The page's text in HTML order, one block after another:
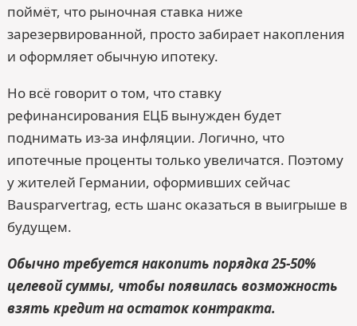
поймёт, что рыночная ставка ниже
зарезервированной, просто забирает накопления
и оформляет обычную ипотеку.
Но всё говорит о том, что ставку
рефинансирования ЕЦБ вынужден будет
поднимать из-за инфляции. Логично, что
ипотечные проценты только увеличатся. Поэтому
у жителей Германии, оформивших сейчас
Bausparvertrag, есть шанс оказаться в выигрыше в
будущем.
Обычно требуется накопить порядка 25-50%
целевой суммы, чтобы появилась возможность
взять кредит на остаток контракта.